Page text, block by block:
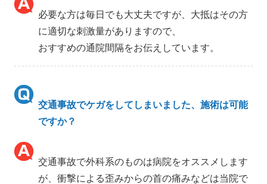
必要な方は毎日でも大丈夫ですが、大抵はその方
に適切な刺激量がありますので、
おすすめの通院間隔をお伝えしています。
交通事故でケガをしてしまいました、施術は可能
ですか？
交通事故で外科系のものは病院をオススメします
が、衝撃による歪みからの首の痛みなどは当院で